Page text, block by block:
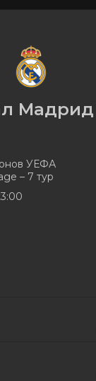
Мадрид
УЕФА
– 7 тур